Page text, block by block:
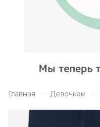
Мы теперь
Главная Девочкам